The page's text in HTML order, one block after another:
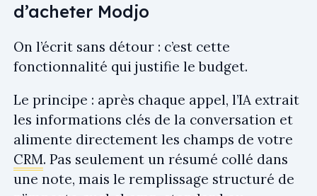
d’acheter Modjo
On l’écrit sans détour : c’est cette
fonctionnalité qui justifie le budget.
Le principe : après chaque appel, l’IA extrait
les informations clés de la conversation et
alimente directement les champs de votre
CRM. Pas seulement un résumé collé dans
une note, mais le remplissage structuré de